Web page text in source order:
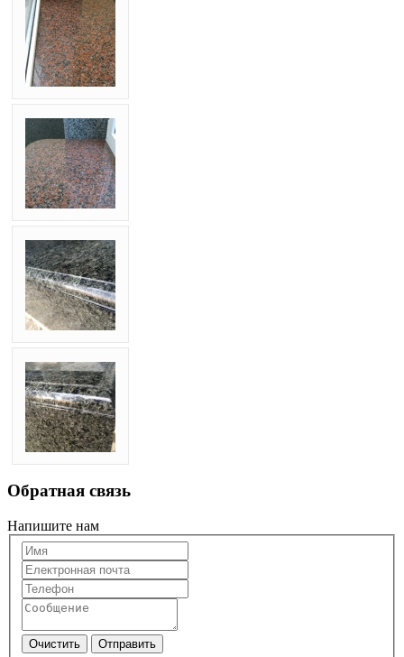
Обратная связь
Напишите нам
Очистить Отправить